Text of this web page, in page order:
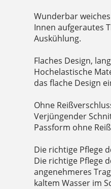
Wunderbar
Innen aufgerautes
Auskühlung.
Flaches Design,
Hochelastische
das flache Design
Ohne
Verjüngender
Passform ohne
Die richtige Pflege
Die richtige Pflege
angenehmeres
kaltem Wasser im